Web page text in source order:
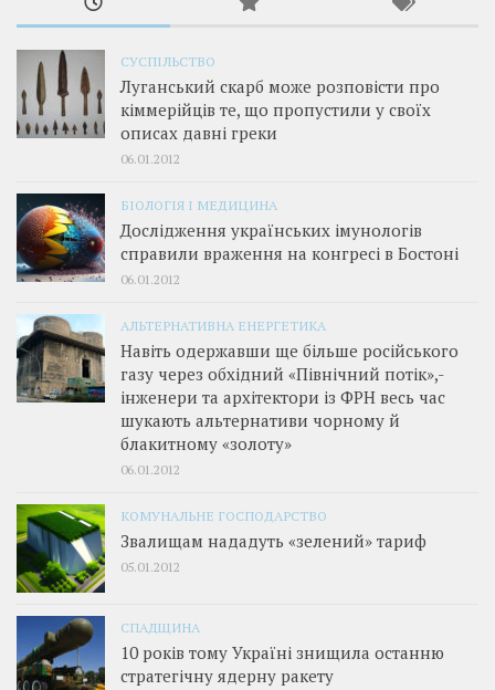
СУСПІЛЬСТВО
Луганський скарб може розповісти про
кіммерійців те, що пропустили у своїх
описах давні греки
06.01.2012
БІОЛОГІЯ І МЕДИЦИНА
Дослідження українських імунологів
справили враження на конгресі в Бостоні
06.01.2012
АЛЬТЕРНАТИВНА ЕНЕРГЕТИКА
Навіть одержавши ще більше російського
газу через обхідний «Північний потік»,­
інженери та архітектори із ФРН весь час
шукають альтернативи чорному й
блакитному «золоту»
06.01.2012
КОМУНАЛЬНЕ ГОСПОДАРСТВО
Звалищам нададуть «зелений» тариф
05.01.2012
СПАДЩИНА
10 років тому Україні знищила останню
стратегічну ядерну ракету